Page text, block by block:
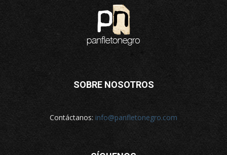
SOBRE NOSOTROS
Contáctanos: info@panfletonegro.com